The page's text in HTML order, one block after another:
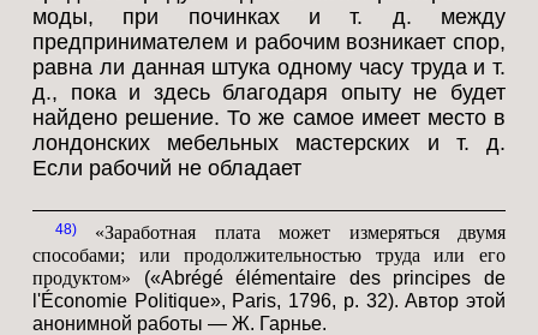
моды, при починках и т. д. между
предпринимателем и рабочим возникает спор,
равна ли данная штука одному часу труда и т.
д., пока и здесь благодаря опыту не будет
найдено решение. То же самое имеет место в
лондонских мебельных мастерских и т. д.
Если рабочий не обладает
48
«Заработная плата может измеряться двумя
способами; или продолжительностью труда или его
продуктом» («Abrégé élémentaire des principes de
l'Économie Politique», Paris, 1796, p. 32). Автор этой
анонимной работы — Ж. Гарнье.